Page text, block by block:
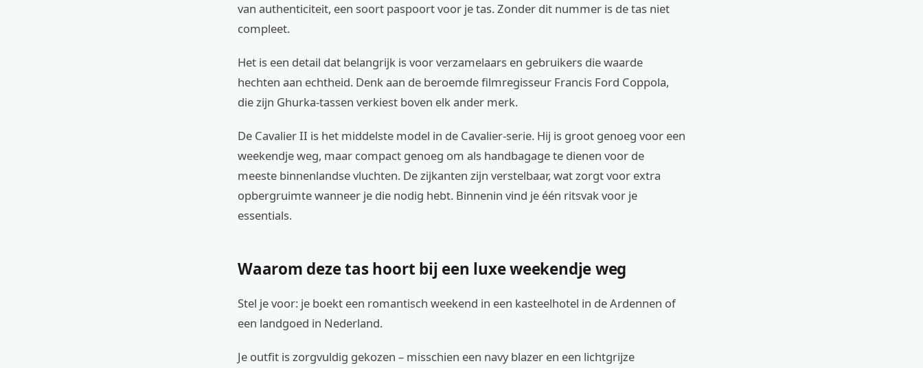
van authenticiteit, een soort paspoort voor je tas. Zonder dit nummer is de tas niet
compleet.
Het is een detail dat belangrijk is voor verzamelaars en gebruikers die waarde
hechten aan echtheid. Denk aan de beroemde filmregisseur Francis Ford Coppola,
die zijn Ghurka-tassen verkiest boven elk ander merk.
De Cavalier II is het middelste model in de Cavalier-serie. Hij is groot genoeg voor een
weekendje weg, maar compact genoeg om als handbagage te dienen voor de
meeste binnenlandse vluchten. De zijkanten zijn verstelbaar, wat zorgt voor extra
opbergruimte wanneer je die nodig hebt. Binnenin vind je één ritsvak voor je
essentials.
Waarom deze tas hoort bij een luxe weekendje weg
Stel je voor: je boekt een romantisch weekend in een kasteelhotel in de Ardennen of
een landgoed in Nederland.
Je outfit is zorgvuldig gekozen – misschien een navy blazer en een lichtgrijze